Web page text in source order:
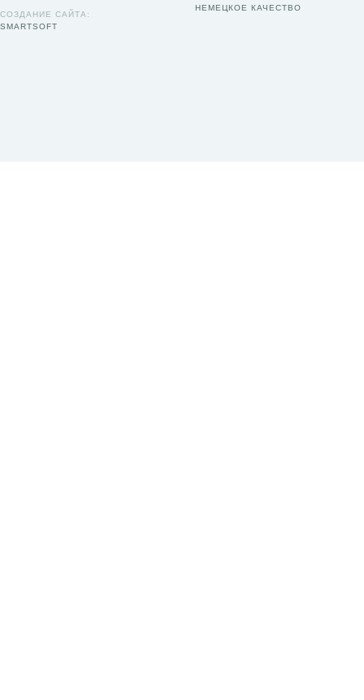
СОЗДАНИЕ САЙТА:
SMARTSOFT
НЕМЕЦКОЕ КАЧЕСТВО